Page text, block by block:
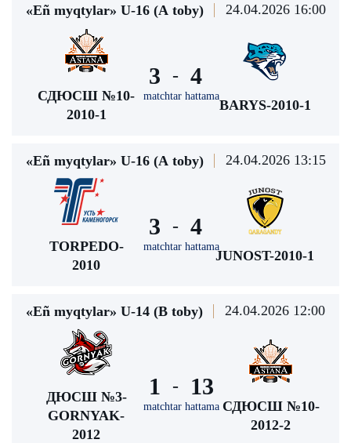
«Eñ myqtylar» U-16 (А toby) 24.04.2026 16:00
СДЮСШ №10-
2010-1
3 -
matchtar hattama
4
BARYS-2010-1
«Eñ myqtylar» U-16 (А toby) 24.04.2026 13:15
TORPEDO-
2010
3 -
matchtar hattama
4
JUNOST-2010-1
«Eñ myqtylar» U-14 (В toby) 24.04.2026 12:00
ДЮСШ №3-
GORNYAK-
2012
1 -
matchtar hattama
13
СДЮСШ №10-
2012-2